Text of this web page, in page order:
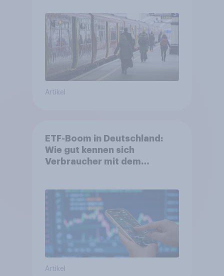
auf öffentliche
Verkehrsmittel um
Artikel
ETF-Boom in Deutschland:
Wie gut kennen sich
Verbraucher mit dem
Artikel